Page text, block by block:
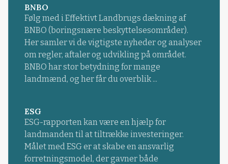
BNBO
Følg med i Effektivt Landbrugs dækning af
BNBO (boringsnære beskyttelsesområder).
Her samler vi de vigtigste nyheder og analyser
om regler, aftaler og udvikling på området.
BNBO har stor betydning for mange
landmænd, og her får du overblik ...
ESG
ESG-rapporten kan være en hjælp for
landmanden til at tiltrække investeringer.
Målet med ESG er at skabe en ansvarlig
forretningsmodel, der gavner både